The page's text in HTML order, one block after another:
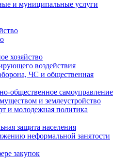
и муниципальные услуги
хозяйство
воздействия
ЧС и общественная
общественное самоуправление
и землеустройство
и молодежная политика
защита населения
неформальной занятости
закупок